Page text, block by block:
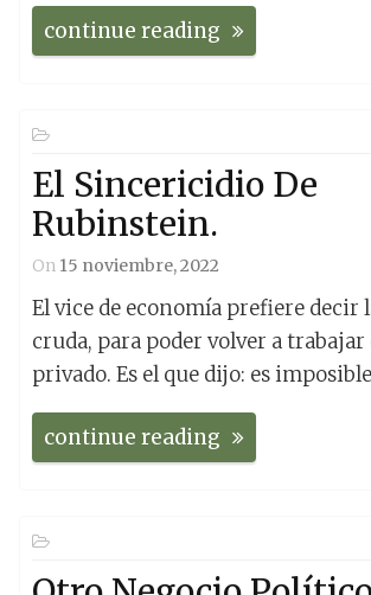
continue reading
El Sincericidio De
Rubinstein.
On 15 noviembre, 2022
El vice de economía prefiere decir
cruda, para poder volver a trabajar
privado. Es el que dijo: es
continue reading